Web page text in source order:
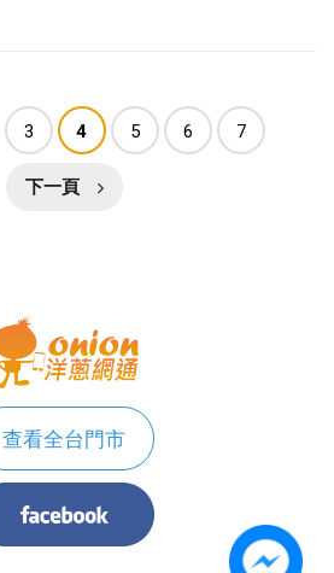
3 4 5 6 7
下一頁
查看全台門市